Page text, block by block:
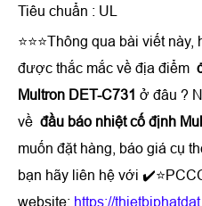
Tiêu chuẩn : UL
⭐⭐⭐Thông qua bài viết
được thắc mắc về địa điểm
Multron DET-C731 ở đâu ?
về đầu báo nhiệt cố định
muốn đặt hàng, báo giá cụ
bạn hãy liên hệ với
website: https://